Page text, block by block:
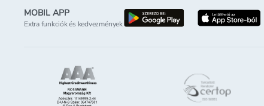
MOBIL APP
Extra funkciók és kedvezmények
letöltés a